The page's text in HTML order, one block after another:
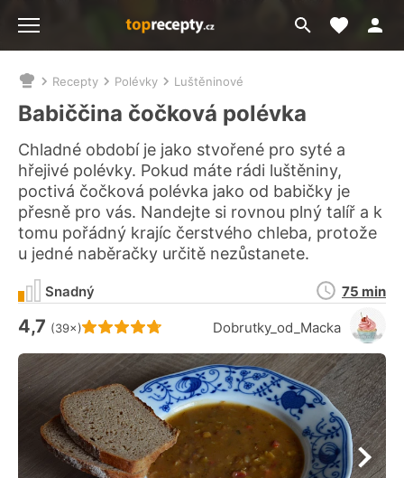
Přejít
na
Moje
Nacházíte
se
zde:
Recepty Polévky Luštěninové
Babiččina čočková polévka
Chladné období je jako stvořené pro syté a
hřejivé polévky. Pokud máte rádi luštěniny,
poctivá čočková polévka jako od babičky je
přesně pro vás. Nandejte si rovnou plný talíř a k
tomu pořádný krajíc čerstvého chleba, protože
u jedné naběračky určitě nezůstanete.
Hodnocení receptu je
4,7 (39×) Dobrutky_od_Macka
Snadný
Doba
přípravy
75 min